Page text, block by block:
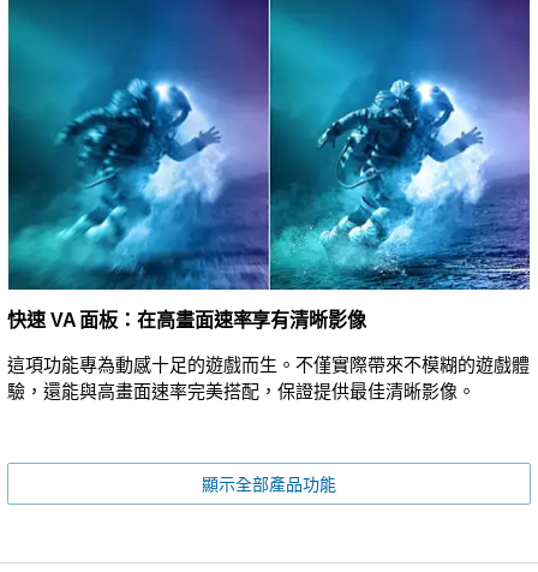
快速 VA 面板：在高畫面速率享有清晰影像
這項功能專為動感十足的遊戲而生。不僅實際帶來不模糊的遊戲體
驗，還能與高畫面速率完美搭配，保證提供最佳清晰影像。
顯示全部產品功能